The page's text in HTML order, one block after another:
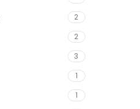
2
2
3
1
1